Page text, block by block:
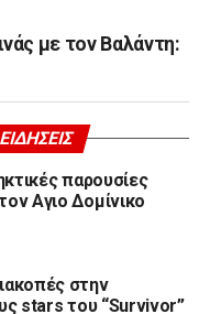
με τον Βαλάντη:
παρουσίες
Αγιο Δομίνικο
στην
stars του “Survivor”